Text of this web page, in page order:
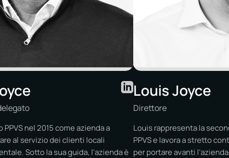
PPVS nel 2015 come azienda a
al servizio dei clienti locali
Sotto la sua guida, l'azienda è
Louis Joyce
Direttore
Louis rappresenta la
PPVS e lavora a stretto
per portare avanti